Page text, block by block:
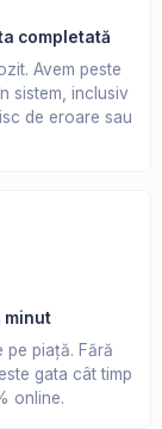
completată
Avem peste
sistem, inclusiv
de eroare sau
minut
pe piață. Fără
gata cât timp
online.